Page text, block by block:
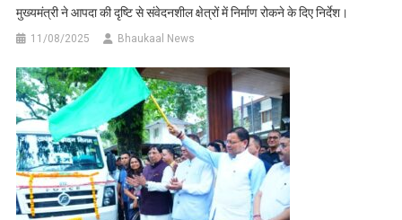
मुख्यमंत्री ने आपदा की दृष्टि से संवेदनशील क्षेत्रों में निर्माण रोकने के दिए निर्देश।
11/08/2025 Bhaukaal News